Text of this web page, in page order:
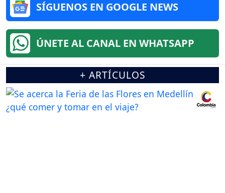
SÍGUENOS EN GOOGLE NEWS
ÚNETE AL CANAL EN WHATSAPP
+ ARTÍCULOS